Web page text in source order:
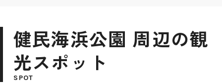
健民海浜公園 周辺の観
光スポット
SPOT